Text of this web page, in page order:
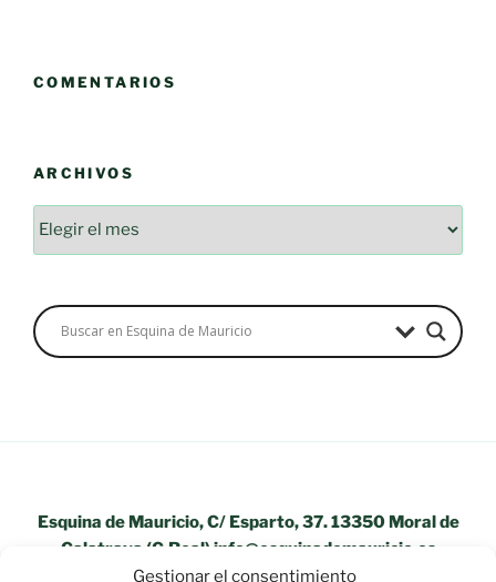
Gestionar el consentimiento
COMENTARIOS
ARCHIVOS
Archivos
Esquina de Mauricio, C/ Esparto, 37. 13350 Moral de
Calatrava (C.Real) info@esquinademauricio.es